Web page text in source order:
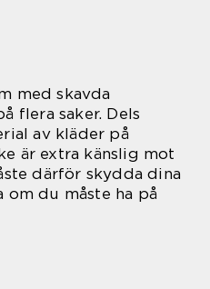
med skavda
flera saker. Dels
av kläder på
är extra känslig mot
därför skydda dina
du måste ha på